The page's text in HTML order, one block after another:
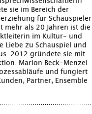
sie im Bereich der
für Schauspieler
mehr als 20 Jahren ist die
im Kultur- und
Liebe zu Schauspiel und
2012 gründete sie mit
Marion Beck-Menzel
und fungiert
Partner, Ensemble